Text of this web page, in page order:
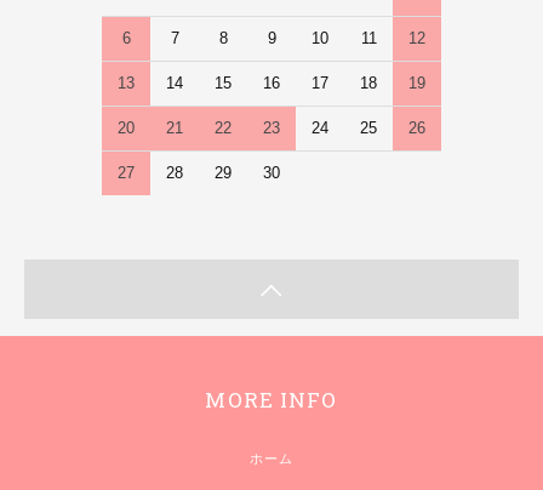
6 7 8 9 10 11 12
13 14 15 16 17 18 19
20 21 22 23 24 25 26
27 28 29 30
MORE INFO
ホーム